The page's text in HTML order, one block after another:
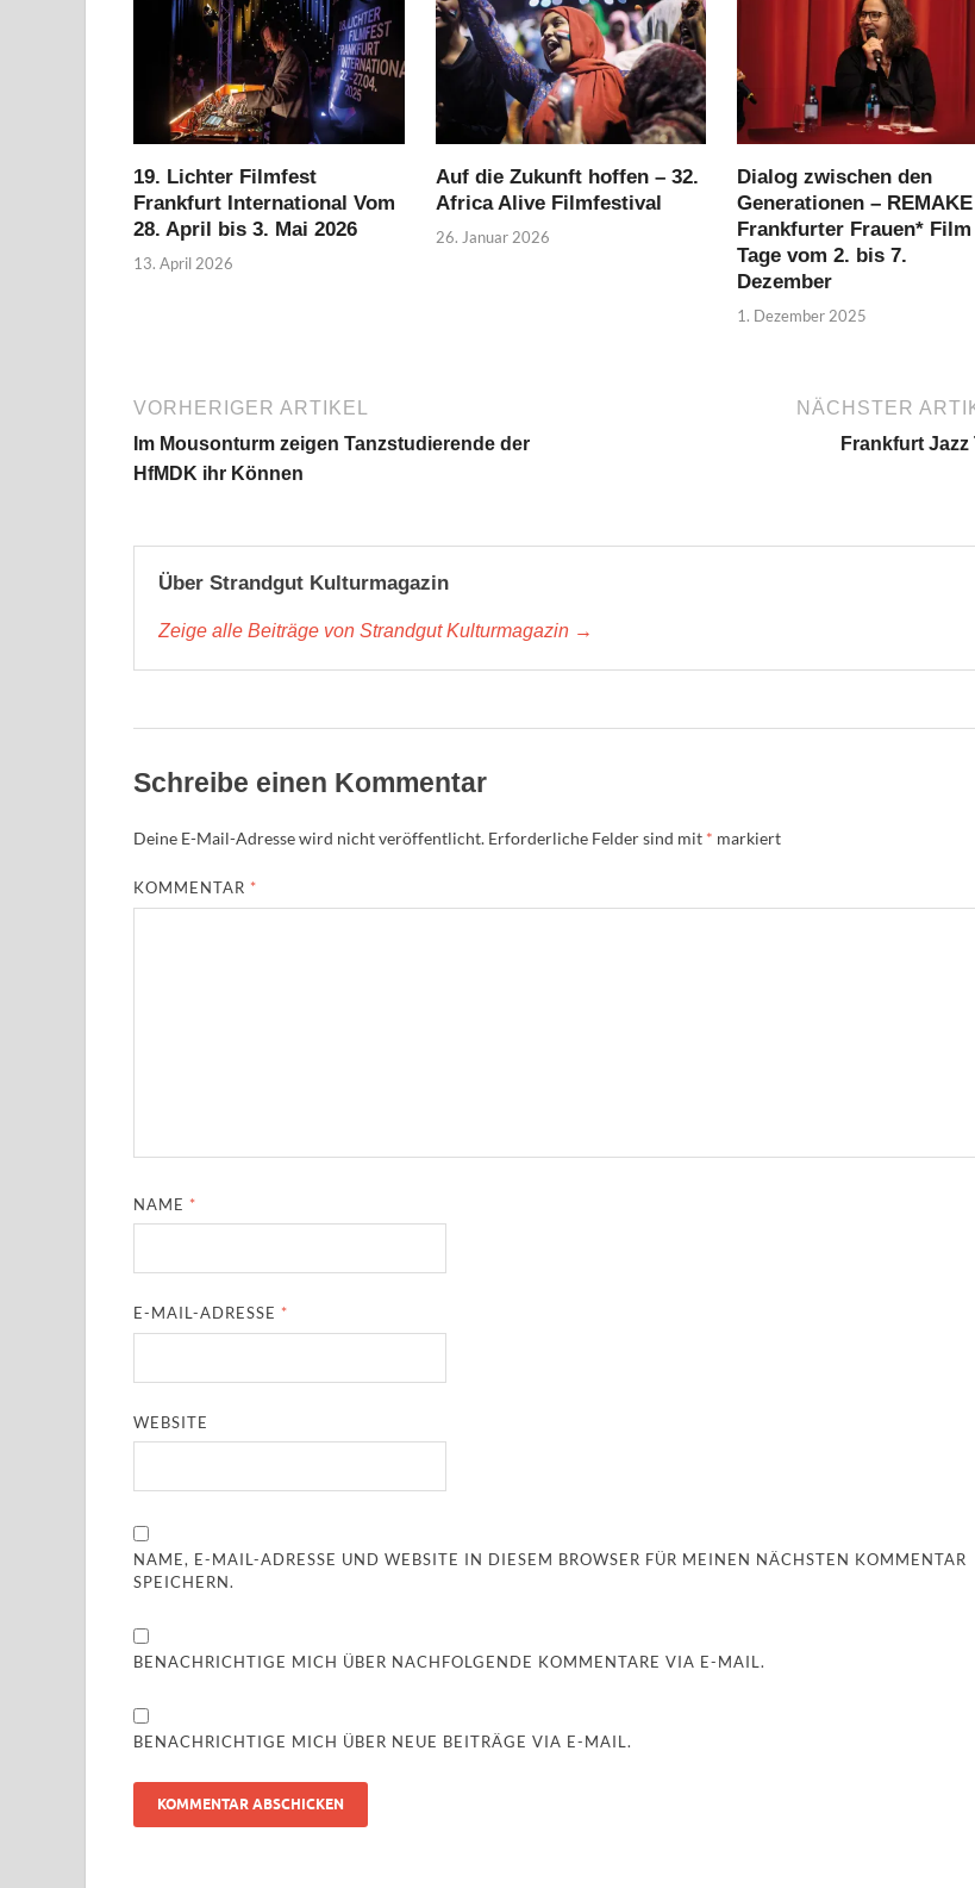
19. Lichter Filmfest
Frankfurt International Vom
28. April bis 3. Mai 2026
13. April 2026
Auf die Zukunft hoffen – 32.
Africa Alive Filmfestival
26. Januar 2026
Dialog zwischen den
Generationen – REMAKE
Frankfurter Frauen* Film
Tage vom 2. bis 7.
Dezember
1. Dezember 2025
VORHERIGER ARTIKEL
Im Mousonturm zeigen Tanzstudierende der
HfMDK ihr Können
NÄCHSTER
Frankfurt Jazz
Über Strandgut Kulturmagazin
Zeige alle Beiträge von Strandgut Kulturmagazin →
Schreibe einen Kommentar
Deine E-Mail-Adresse wird nicht veröffentlicht. Erforderliche Felder sind mit * markiert
KOMMENTAR *
NAME *
E-MAIL-ADRESSE *
WEBSITE
NAME, E-MAIL-ADRESSE UND WEBSITE IN DIESEM BROWSER FÜR MEINEN NÄCHSTEN KOMMENTAR
SPEICHERN.
BENACHRICHTIGE MICH ÜBER NACHFOLGENDE KOMMENTARE VIA E-MAIL.
BENACHRICHTIGE MICH ÜBER NEUE BEITRÄGE VIA E-MAIL.